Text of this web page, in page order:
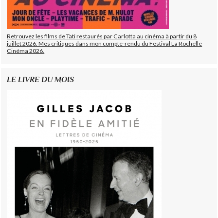
Retrouvez les films de Tati restaurés par Carlotta au cinéma à partir du 8
juillet 2026. Mes critiques dans mon compte-rendu du Festival La Rochelle
Cinéma 2026.
LE LIVRE DU MOIS